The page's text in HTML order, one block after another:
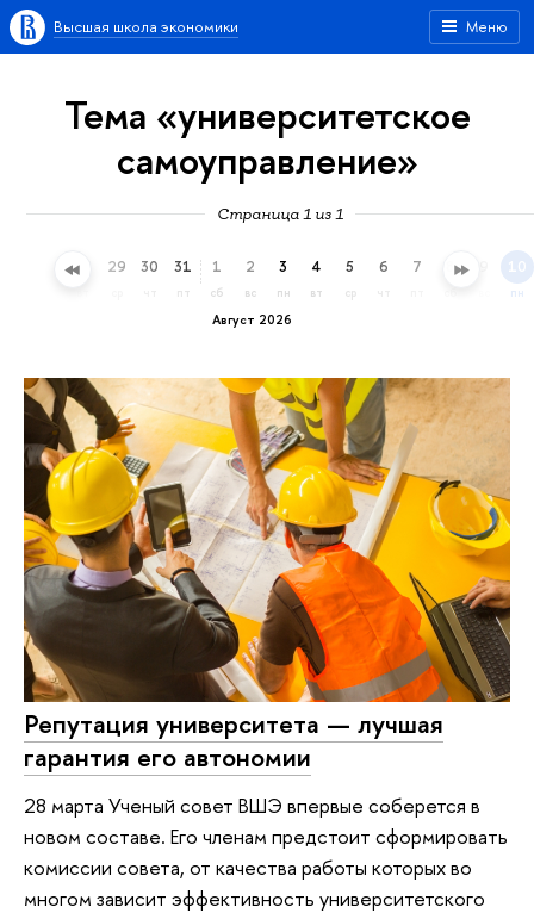
Меню
Высшая школа экономики
Тема «университетское
самоуправление»
Страница 1 из 1
28 29 30 31
пт
Август 2026
1
сб
2
вс
3
пн
4
вт
5
ср
6 7 8 10
пн
Репутация университета — лучшая
гарантия его автономии
28 марта Ученый совет ВШЭ впервые соберется в
новом составе. Его членам предстоит сформировать
комиссии совета, от качества работы которых во
многом зависит эффективность университетского